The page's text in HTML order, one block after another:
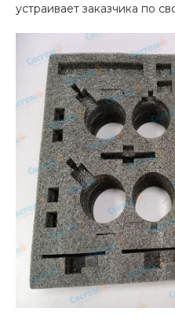
устраивает заказчика по